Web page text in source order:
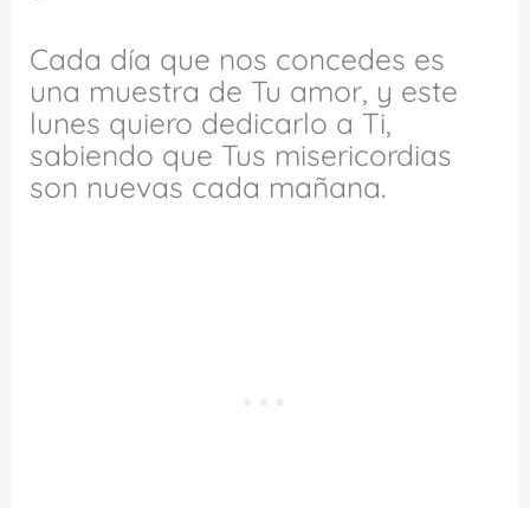
Cada día que nos concedes es
una muestra de Tu amor, y este
lunes quiero dedicarlo a Ti,
sabiendo que Tus misericordias
son nuevas cada mañana.